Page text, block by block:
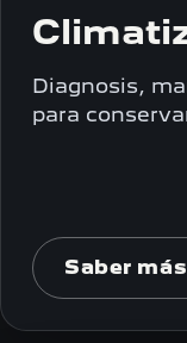
Diagnosis,
para
Saber más